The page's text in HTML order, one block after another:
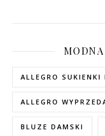
ALLEGRO
ALLEGRO
BLUZE DAMSKI